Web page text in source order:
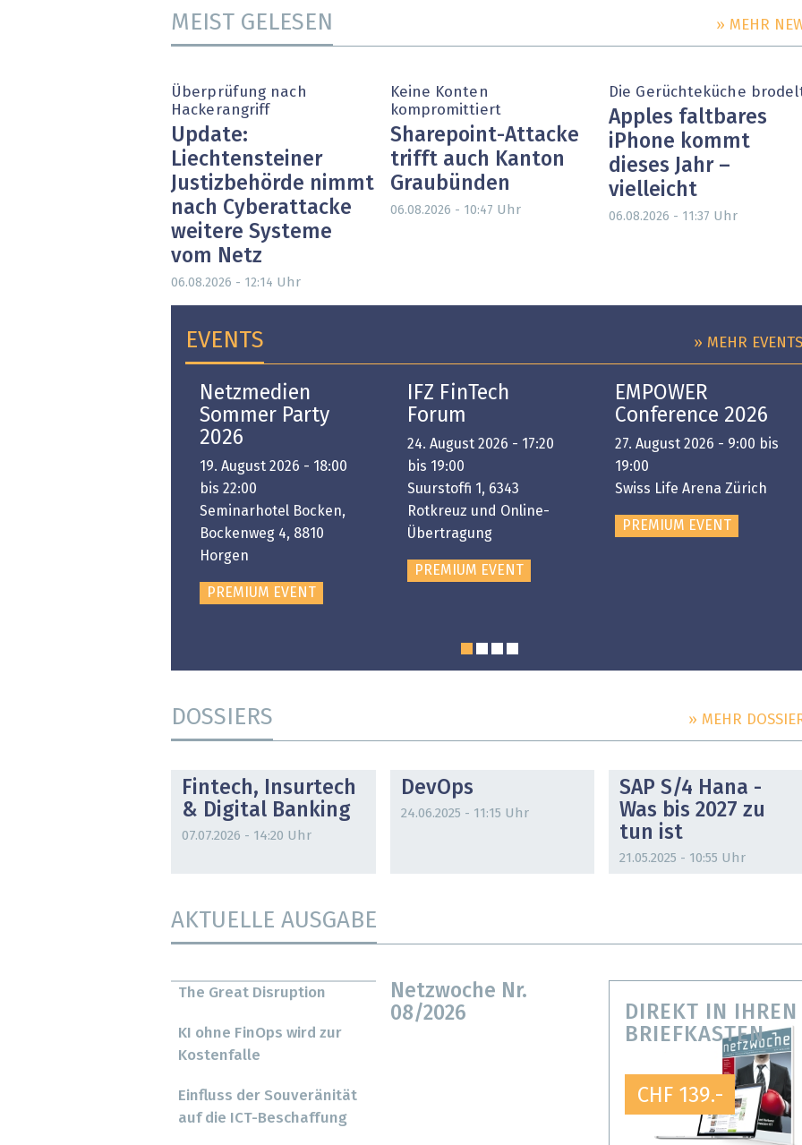
MEIST GELESEN » MEHR
Überprüfung nach
Hackerangriff
Update:
Liechtensteiner
Justizbehörde nimmt
nach Cyberattacke
weitere Systeme
vom Netz
06.08.2026 - 12:14 Uhr
Keine Konten
kompromittiert
Sharepoint-Attacke
trifft auch Kanton
Graubünden
06.08.2026 - 10:47 Uhr
Die Gerüchteküche
Apples faltbares
iPhone kommt
dieses Jahr –
vielleicht
06.08.2026 - 11:37 Uhr
EVENTS » MEHR
Netzmedien
Sommer Party
2026
19. August 2026 - 18:00
bis 22:00
Seminarhotel Bocken,
Bockenweg 4, 8810
Horgen
PREMIUM EVENT
IFZ FinTech
Forum
24. August 2026 - 17:20
bis 19:00
Suurstoffi 1, 6343
Rotkreuz und Online-
Übertragung
PREMIUM EVENT
EMPOWER
Conference 2026
27. August 2026 - 9:00 bis
19:00
Swiss Life Arena Zürich
PREMIUM EVENT
DOSSIERS » MEHR
Fintech, Insurtech
& Digital Banking
07.07.2026 - 14:20 Uhr
DevOps
24.06.2025 - 11:15 Uhr
SAP S/4 Hana -
Was bis 2027 zu
tun ist
21.05.2025 - 10:55 Uhr
AKTUELLE AUSGABE
Netzwoche Nr.
08/2026
The Great Disruption
KI ohne FinOps wird zur
Kostenfalle
Einfluss der Souveränität
auf die ICT-Beschaffung
DIREKT IN IHREN
BRIEFKASTEN
CHF 139.-